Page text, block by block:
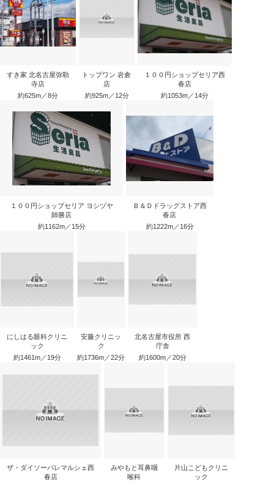
すき家 北名古屋弥勒
寺店
約625m／8分
トップワン 岩倉
店
約925m／12分
１００円ショップセリア西
春店
約1053m／14分
１００円ショップセリア ヨシヅヤ
師勝店
約1162m／15分
Ｂ＆Ｄドラッグストア西
春店
約1222m／16分
にしはる眼科クリニ
ック
約1461m／19分
安藤クリニッ
ク
約1736m／22分
北名古屋市役所 西
庁舎
約1600m／20分
ザ・ダイソーパレマルシェ西
春店
みやもと耳鼻咽
喉科
片山こどもクリニ
ック